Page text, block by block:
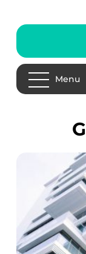
Menu